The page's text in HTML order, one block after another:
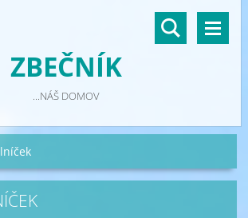
ZBEČNÍK
...NÁŠ DOMOV